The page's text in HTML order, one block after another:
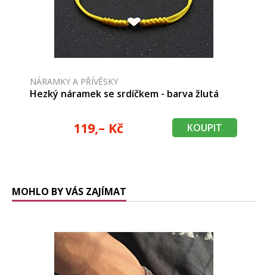
NÁRAMKY A PŘÍVĚSKY
Hezký náramek se srdíčkem - barva žlutá
119,– Kč KOUPIT
MOHLO BY VÁS ZAJÍMAT